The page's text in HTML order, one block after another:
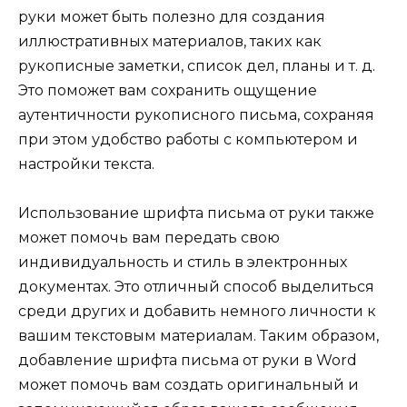
руки может быть полезно для создания
иллюстративных материалов, таких как
рукописные заметки, список дел, планы и т. д.
Это поможет вам сохранить ощущение
аутентичности рукописного письма, сохраняя
при этом удобство работы с компьютером и
настройки текста.
Использование шрифта письма от руки также
может помочь вам передать свою
индивидуальность и стиль в электронных
документах. Это отличный способ выделиться
среди других и добавить немного личности к
вашим текстовым материалам. Таким образом,
добавление шрифта письма от руки в Word
может помочь вам создать оригинальный и